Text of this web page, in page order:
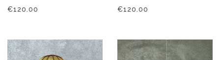
€120.00 €120.00